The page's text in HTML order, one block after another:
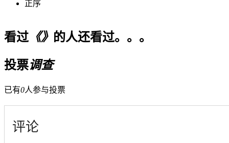
正序
看过《》 的人还看过。。。
投票调查
已有0人参与投票
评论